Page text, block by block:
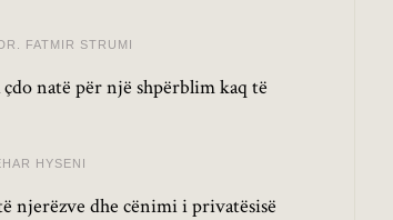
DR. FATMIR STRUMI
natë për një shpërblim kaq të
HYSENI
njerëzve dhe cënimi i privatësisë